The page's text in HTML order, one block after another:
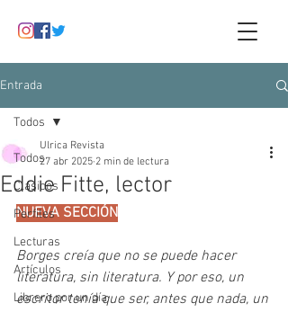
Entrada
Todos
Clásicos
Perfiles
Lecturas
Artículos
Librero por un día
Todos
Eddie Fitte, lector
Ulrica Revista
27 abr 2025 2 min de lectura
NUEVA SECCIÓN
Borges creía que no se puede hacer
literatura, sin literatura. Y por eso, un
escritor tenía que ser, antes que nada, un